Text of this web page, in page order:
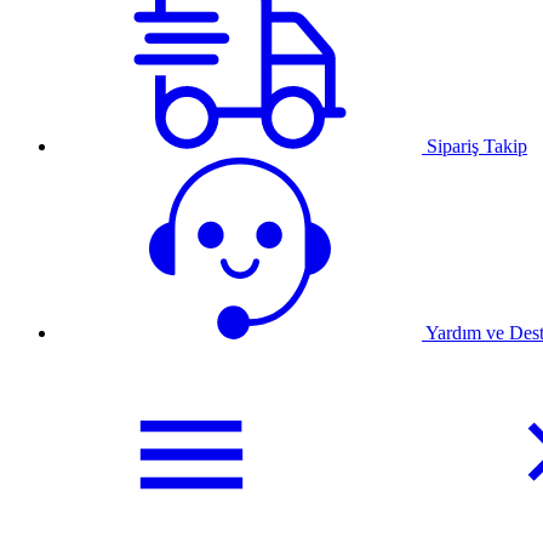
Sipariş Takip
Yardım ve